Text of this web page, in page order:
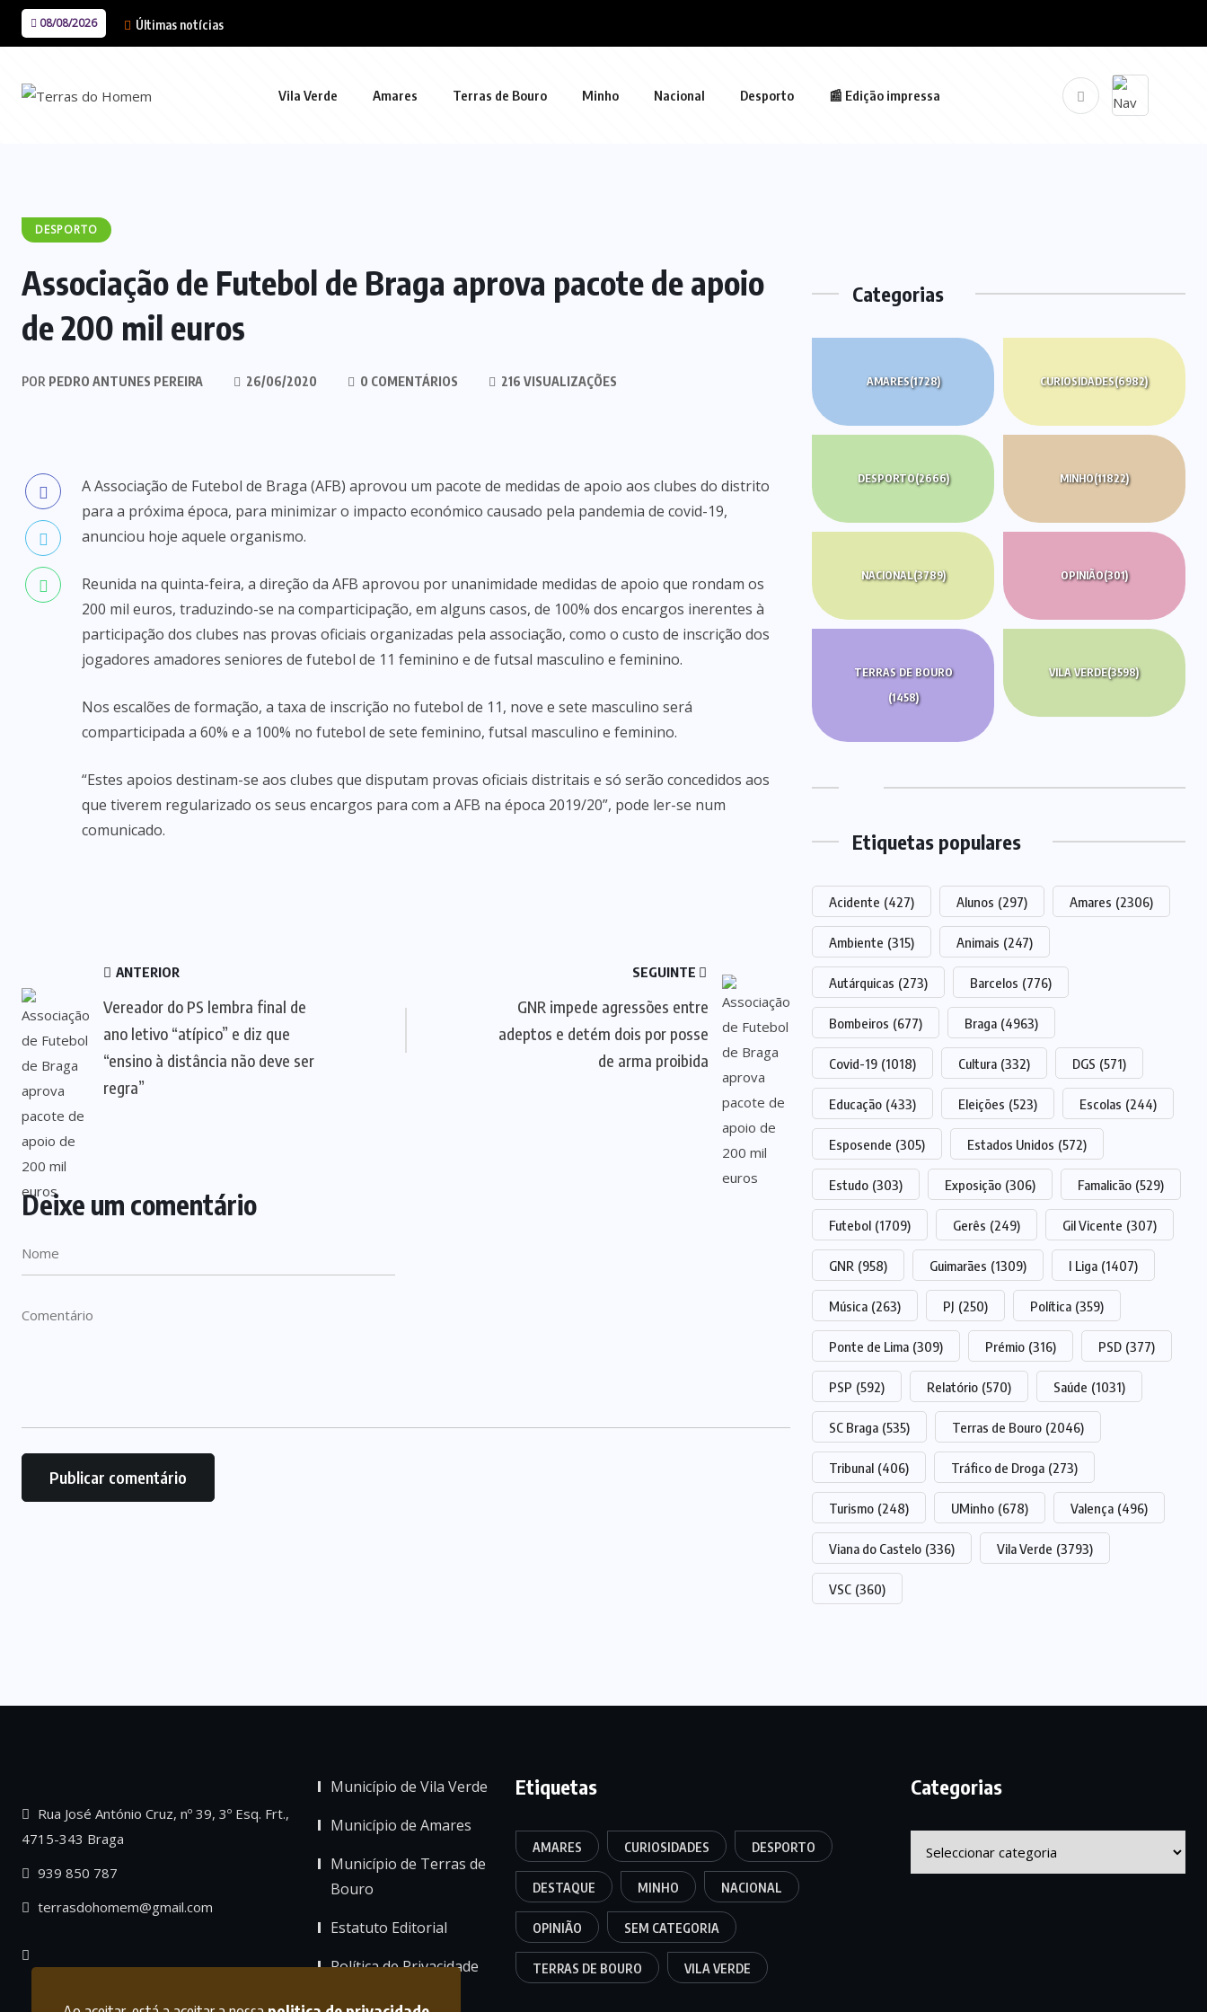
08/08/2026 Últimas notícias
Vila Verde Amares Terras de Bouro Minho Nacional Desporto 📰 Edição impressa
DESPORTO
Associação de Futebol de Braga aprova pacote de apoio
de 200 mil euros
POR PEDRO ANTUNES PEREIRA 26/06/2020 0 COMENTÁRIOS 216 VISUALIZAÇÕES
A Associação de Futebol de Braga (AFB) aprovou um pacote de medidas de apoio aos clubes do distrito
para a próxima época, para minimizar o impacto económico causado pela pandemia de covid-19,
anunciou hoje aquele organismo.
Reunida na quinta-feira, a direção da AFB aprovou por unanimidade medidas de apoio que rondam os
200 mil euros, traduzindo-se na comparticipação, em alguns casos, de 100% dos encargos inerentes à
participação dos clubes nas provas oficiais organizadas pela associação, como o custo de inscrição dos
jogadores amadores seniores de futebol de 11 feminino e de futsal masculino e feminino.
Nos escalões de formação, a taxa de inscrição no futebol de 11, nove e sete masculino será
comparticipada a 60% e a 100% no futebol de sete feminino, futsal masculino e feminino.
“Estes apoios destinam-se aos clubes que disputam provas oficiais distritais e só serão concedidos aos
que tiverem regularizado os seus encargos para com a AFB na época 2019/20”, pode ler-se num
comunicado.
ANTERIOR
Vereador do PS lembra final de
ano letivo “atípico” e diz que
“ensino à distância não deve ser
regra”
SEGUINTE
GNR impede agressões entre
adeptos e detém dois por posse
de arma proibida
Deixe um comentário
Categorias
AMARES(1728) CURIOSIDADES(6982)
DESPORTO(2666) MINHO(11822)
NACIONAL(3789) OPINIÃO(301)
TERRAS DE BOURO
(1458)
VILA VERDE(3598)
Etiquetas populares
Acidente (427) Alunos (297) Amares (2306)
Ambiente (315) Animais (247)
Autárquicas (273) Barcelos (776)
Bombeiros (677) Braga (4963)
Covid-19 (1018) Cultura (332) DGS (571)
Educação (433) Eleições (523) Escolas (244)
Esposende (305) Estados Unidos (572)
Estudo (303) Exposição (306) Famalicão (529)
Futebol (1709) Gerês (249) Gil Vicente (307)
GNR (958) Guimarães (1309) I Liga (1407)
Música (263) PJ (250) Política (359)
Ponte de Lima (309) Prémio (316) PSD (377)
PSP (592) Relatório (570) Saúde (1031)
SC Braga (535) Terras de Bouro (2046)
Tribunal (406) Tráfico de Droga (273)
Turismo (248) UMinho (678) Valença (496)
Viana do Castelo (336) Vila Verde (3793)
VSC (360)
Rua José António Cruz, nº 39, 3º Esq. Frt.,
4715-343 Braga
939 850 787
terrasdohomem@gmail.com
Município de Vila Verde
Município de Amares
Município de Terras de
Bouro
Estatuto Editorial
Política de Privacidade
Etiquetas
AMARES CURIOSIDADES DESPORTO
DESTAQUE MINHO NACIONAL
OPINIÃO SEM CATEGORIA
TERRAS DE BOURO VILA VERDE
Categorias